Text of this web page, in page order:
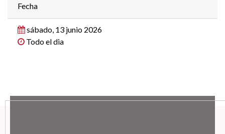
Fecha
sábado, 13 junio 2026
Todo el dia